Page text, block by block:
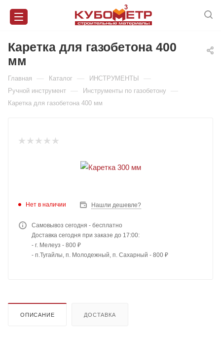
Каретка для газобетона 400
мм
Главная — Каталог — ИНСТРУМЕНТЫ —
Ручной инструмент — Инструменты по газобетону —
Каретка для газобетона 400 мм
Нет в наличии Нашли дешевле?
Самовывоз сегодня - бесплатно
Доставка сегодня при заказе до 17:00:
- г. Мелеуз - 800 ₽
- п.Тугайлы, п. Молодежный, п. Сахарный - 800 ₽
ОПИСАНИЕ ДОСТАВКА